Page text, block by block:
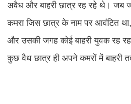
अवैध और बाहरी छात्र रह रहे थे। जब
कमरा जिस छात्र के नाम पर आवंटित
और उसकी जगह कोई बाहरी युवक रह
कुछ वैध छात्र ही अपने कमरों में बाहरी